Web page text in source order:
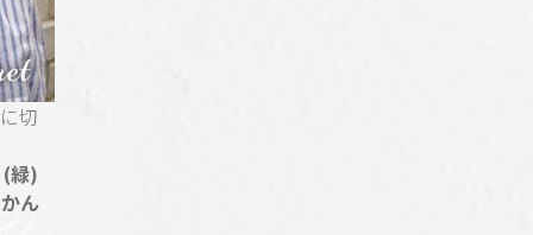
切
緑)
ん